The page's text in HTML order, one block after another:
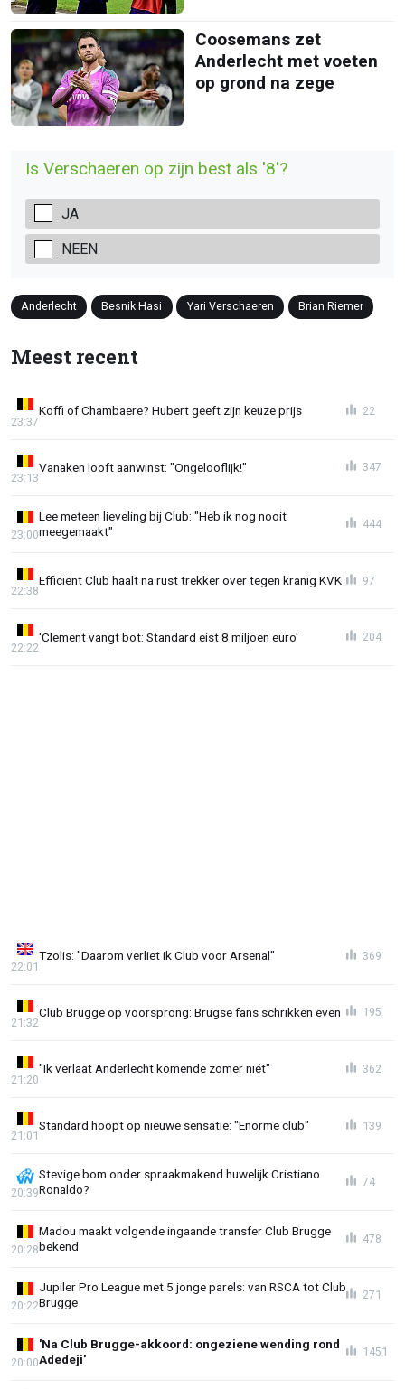
Coosemans zet
Anderlecht met voeten
op grond na zege
Is Verschaeren op zijn best als '8'?
JA
NEEN
Anderlecht Besnik Hasi Yari Verschaeren Brian Riemer
Meest recent
Koffi of Chambaere? Hubert geeft zijn keuze prijs
23:37
22
Vanaken looft aanwinst: "Ongelooflijk!"
23:13
347
Lee meteen lieveling bij Club: "Heb ik nog nooit
meegemaakt"
23:00
444
Efficiënt Club haalt na rust trekker over tegen kranig KVK
22:38
97
'Clement vangt bot: Standard eist 8 miljoen euro'
22:22
204
Tzolis: "Daarom verliet ik Club voor Arsenal"
22:01
369
Club Brugge op voorsprong: Brugse fans schrikken even
21:32
195
"Ik verlaat Anderlecht komende zomer niét"
21:20
362
Standard hoopt op nieuwe sensatie: "Enorme club"
21:01
139
Stevige bom onder spraakmakend huwelijk Cristiano
Ronaldo?
20:39
74
Madou maakt volgende ingaande transfer Club Brugge
bekend
20:28
478
Jupiler Pro League met 5 jonge parels: van RSCA tot Club
Brugge
20:22
271
'Na Club Brugge-akkoord: ongeziene wending rond
Adedeji'
20:00
1451